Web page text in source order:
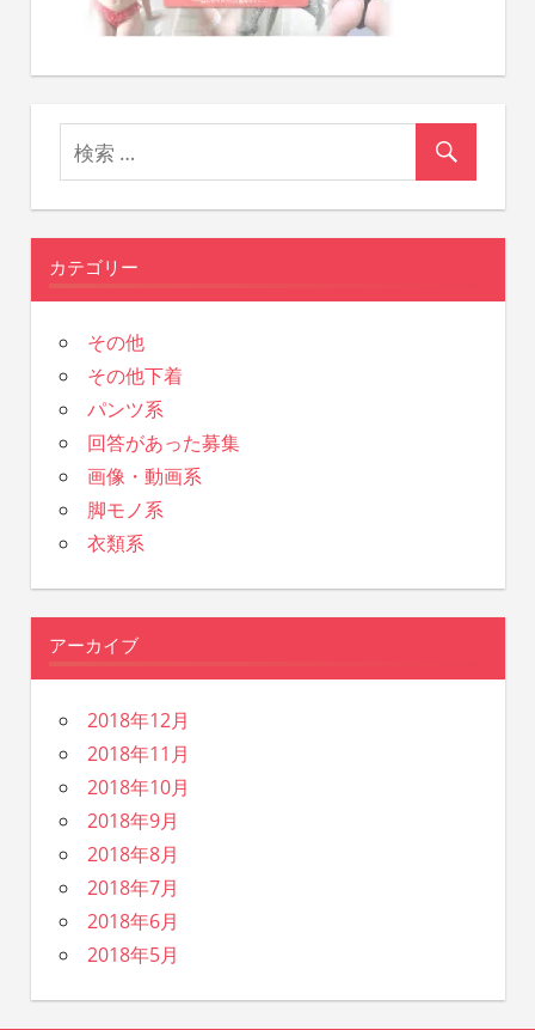
カテゴリー
その他
その他下着
パンツ系
回答があった募集
画像・動画系
脚モノ系
衣類系
アーカイブ
2018年12月
2018年11月
2018年10月
2018年9月
2018年8月
2018年7月
2018年6月
2018年5月